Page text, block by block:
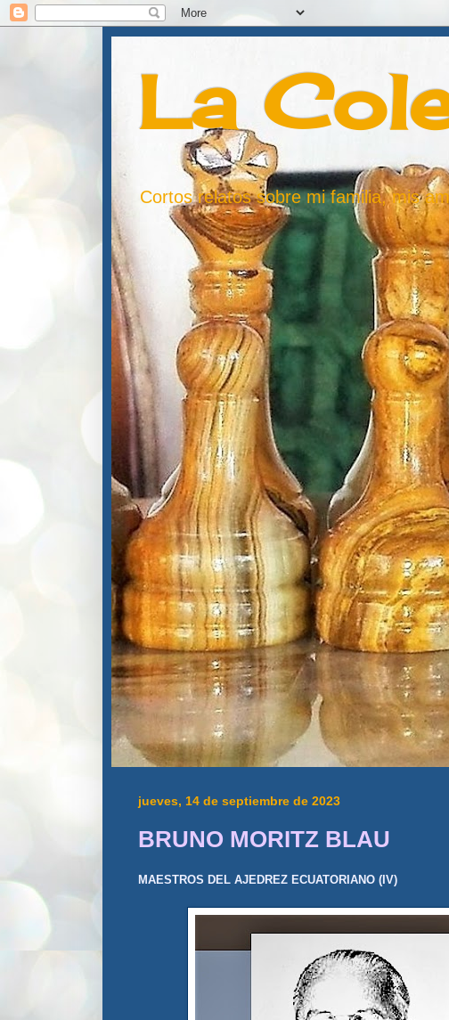
La
Cortos relatos sobre mi familia, mis
jueves, 14 de septiembre de 2023
BRUNO MORITZ BLAU
MAESTROS DEL AJEDREZ ECUATORIANO (IV)